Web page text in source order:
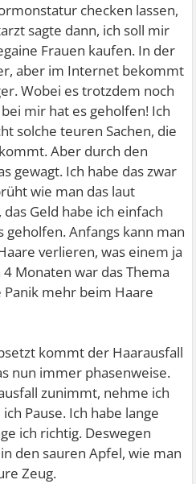
checken lassen,
sagte dann, ich soll mir
Frauen kaufen. In der
aber im Internet bekommt
Wobei es trotzdem noch
mir hat es geholfen! Ich
solche teuren Sachen, die
Aber durch den
gewagt. Ich habe das zwar
wie man das laut
Geld habe ich einfach
geholfen. Anfangs kann man
verlieren, was einem ja
Monaten war das Thema
Panik mehr beim Haare
kommt der Haarausfall
nun immer phasenweise.
zunimmt, nehme ich
Pause. Ich habe lange
ich richtig. Deswegen
den sauren Apfel, wie man
Zeug.